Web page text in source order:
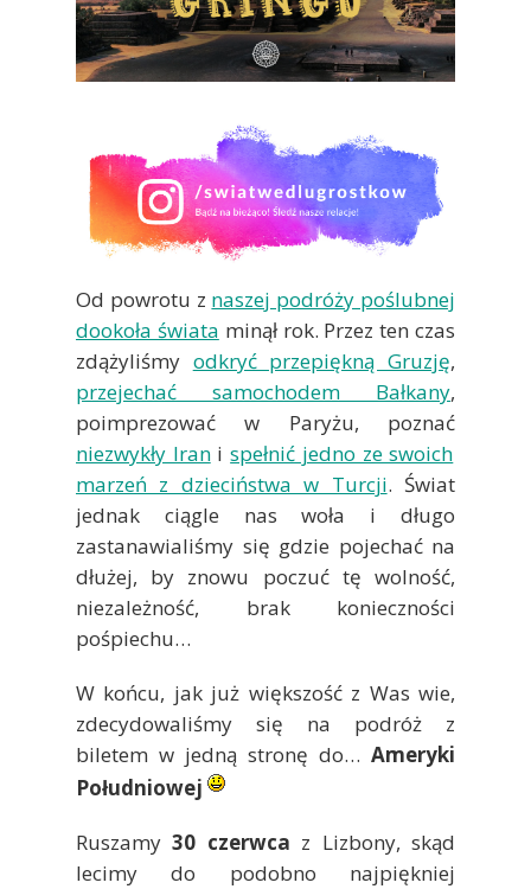
Od powrotu z naszej podróży poślubnej
dookoła świata minął rok. Przez ten czas
zdążyliśmy odkryć przepiękną Gruzję,
przejechać samochodem Bałkany,
poimprezować w Paryżu, poznać
niezwykły Iran ispełnić jedno ze swoich
marzeń z dzieciństwa w Turcji. Świat
jednak ciągle nas woła i długo
zastanawialiśmy się gdzie pojechać na
dłużej, by znowu poczuć tę wolność,
niezależność, brak konieczności
pośpiechu…
W końcu, jak już większość z Was wie,
zdecydowaliśmy się na podróż z
biletem w jedną stronę do… Ameryki
Południowej
Ruszamy30 czerwca z Lizbony, skąd
lecimy do podobno najpiękniej